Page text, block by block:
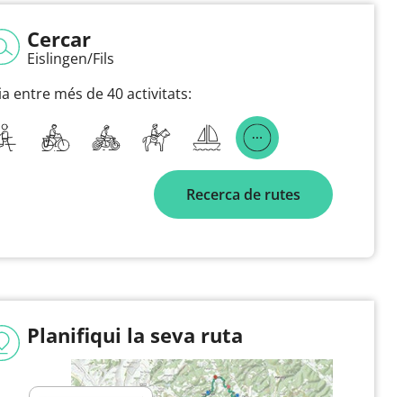
Cercar
Eislingen/Fils
entre més de 40 activitats:
Recerca de rutes
Planifiqui la seva ruta